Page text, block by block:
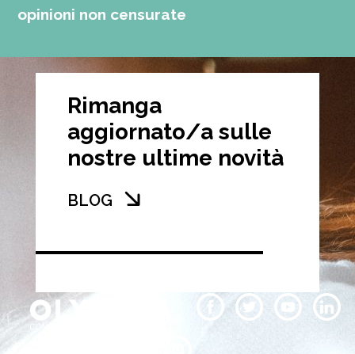
opinioni non censurate
Rimanga
aggiornato/a sulle
nostre ultime novità
BLOG